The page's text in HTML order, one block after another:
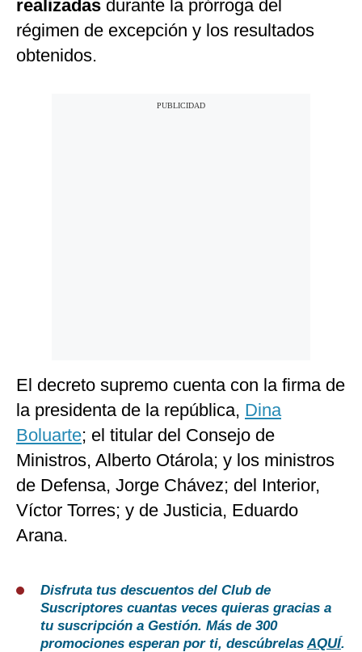
realizadas durante la prórroga del
régimen de excepción y los resultados
obtenidos.
El decreto supremo cuenta con la firma de
la presidenta de la república, Dina
Boluarte; el titular del Consejo de
Ministros, Alberto Otárola; y los ministros
de Defensa, Jorge Chávez; del Interior,
Víctor Torres; y de Justicia, Eduardo
Arana.
Disfruta tus descuentos del Club de
Suscriptores cuantas veces quieras gracias a
tu suscripción a Gestión. Más de 300
promociones esperan por ti, descúbrelasAQUÍ.